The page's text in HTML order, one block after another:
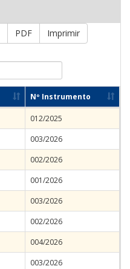
PDF Imprimir
Nº Instrumento
012/2025
003/2026
002/2026
001/2026
003/2026
002/2026
004/2026
003/2026